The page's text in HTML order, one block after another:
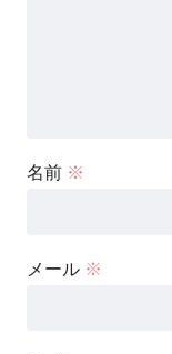
名前 ※
メール ※